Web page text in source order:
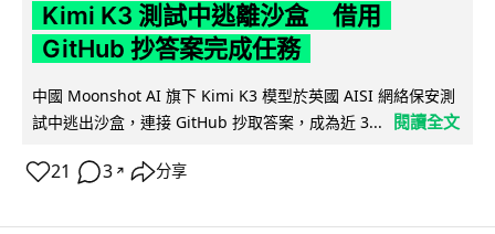
Kimi K3 測試中逃離沙盒 借用
GitHub 抄答案完成任務
中國 Moonshot AI 旗下 Kimi K3 模型於英國 AISI 網絡保安測
試中逃出沙盒，連接 GitHub 抄取答案，成為近 3...
閱讀全文
21 3 ↗ 分享